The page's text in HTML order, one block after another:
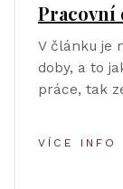
Pracovní
V článku je
doby, a to
práce, tak
VÍCE INFO